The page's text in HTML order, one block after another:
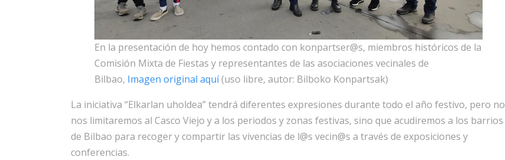
En la presentación de hoy hemos contado con konpartser@s, miembros históricos de la
Comisión Mixta de Fiestas y representantes de las asociaciones vecinales de
Bilbao, Imagen original aquí(uso libre, autor: Bilboko Konpartsak)
La iniciativa “Elkarlan uholdea” tendrá diferentes expresiones durante todo el año festivo, pero no
nos limitaremos al Casco Viejo y a los periodos y zonas festivas, sino que acudiremos a los barrios
de Bilbao para recoger y compartir las vivencias de l@s vecin@s a través de exposiciones y
conferencias.